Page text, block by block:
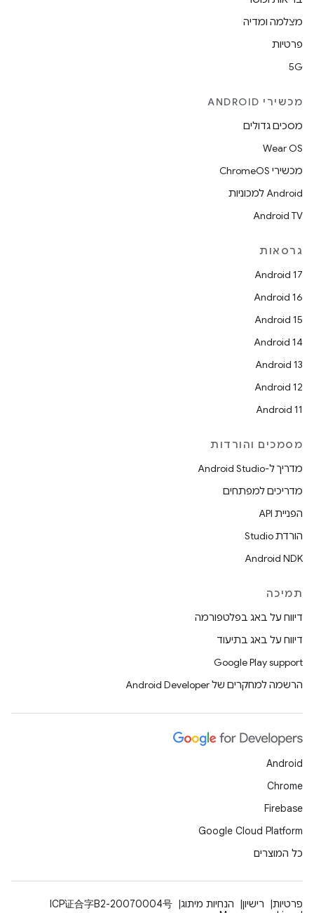
מצלמה ומדיה
פרטיות
5G
מכשירי ANDROID
מסכים גדולים
Wear OS
מכשירי ChromeOS
Android למכוניות
Android TV
גרסאות
Android 17
Android 16
Android 15
Android 14
Android 13
Android 12
Android 11
מסמכים והורדות
מדריך ל-Android Studio
מדריכים למפתחים
הפניית API
הורדת Studio
Android NDK
תמיכה
דיווח על באג בפלטפורמה
דיווח על באג בתיעוד
Google Play support
הרשמה למחקרים של Android Developer
Android
Chrome
Firebase
Google Cloud Platform
כל המוצרים
פרטיות רישיון הנחיות מיתוג
ICP证合字B2-20070004号